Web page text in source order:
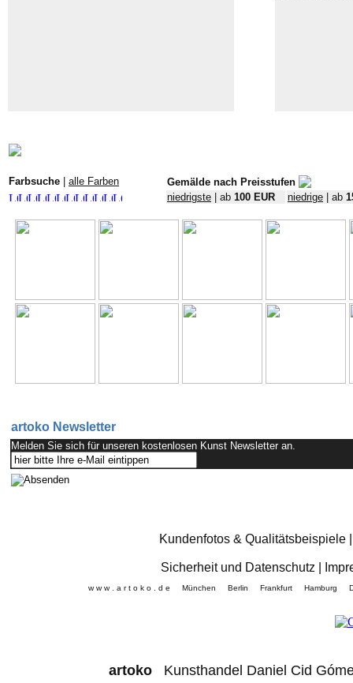
Farbsuche alle Farben
Gemälde nach Preisstufen
niedrigste | ab 100 EUR niedrige | ab
artoko Newsletter
Melden Sie sich für unseren kostenlosen Kunst Newsletter an.
Kundenfotos & Qualitätsbeispiele
Sicherheit und Datenschutz
w w w . a r t o k o . d e München Berlin Frankfurt
artokoKunsthandel Daniel Cid